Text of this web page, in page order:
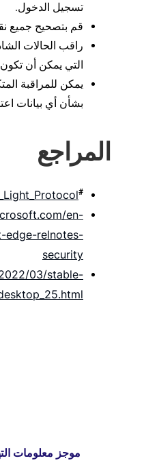
تسجيل الدخول.
قم بتصحيح جميع
راقب الحالات
التي يمكن أن
يمكن للمراقبة
بشأن أي بيانات
المراجع
#
en-
edge-relnotes-
security
03/stable-
موجز معلومات